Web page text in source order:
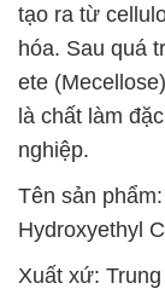
tạo ra từ
hóa. Sau quá
ete
là chất làm
nghiệp.
Tên sản
Hydroxyethyl
Xuất xứ: